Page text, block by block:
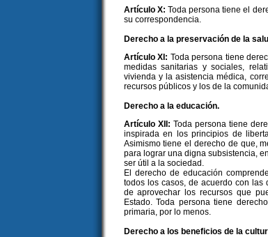
Artículo X: Toda persona tiene el
su correspondencia.
Derecho a la preservación de la
Artículo XI: Toda persona tiene
medidas sanitarias y sociales,
vivienda y la asistencia médica,
recursos públicos y los de la
Derecho a la educación.
Artículo XII: Toda persona tiene
inspirada en los principios de
Asimismo tiene el derecho de que,
para lograr una digna subsistencia,
ser útil a la sociedad.
El derecho de educación
todos los casos, de acuerdo con las
de aprovechar los recursos que
Estado. Toda persona tiene
primaria, por lo menos.
Derecho a los beneficios de la